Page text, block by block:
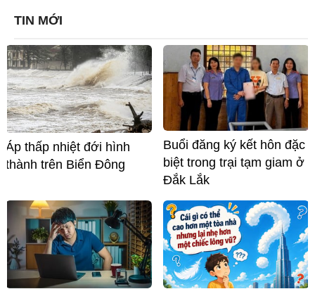
TIN MỚI
Áp thấp nhiệt đới hình
thành trên Biển Đông
Buổi đăng ký kết hôn đặc
biệt trong trại tạm giam ở
Đắk Lắk